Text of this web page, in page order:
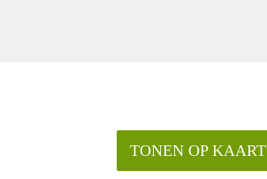
TONEN OP KAART